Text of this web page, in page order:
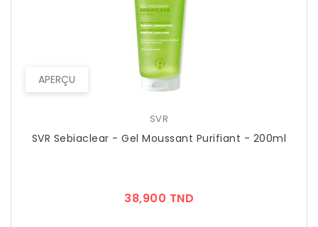
APERÇU
SVR
SVR Sebiaclear - Gel Moussant Purifiant - 200ml
38,900 TND